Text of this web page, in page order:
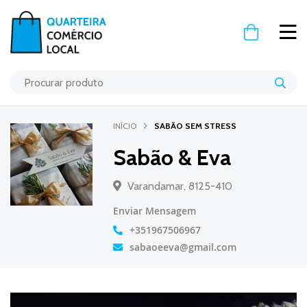
O Meu
INÍCIO SABÃO SEM STRESS
Sabão & Eva
Varandamar, 8125-410
Enviar Mensagem
+351967506967
sabaoeeva@gmail.com